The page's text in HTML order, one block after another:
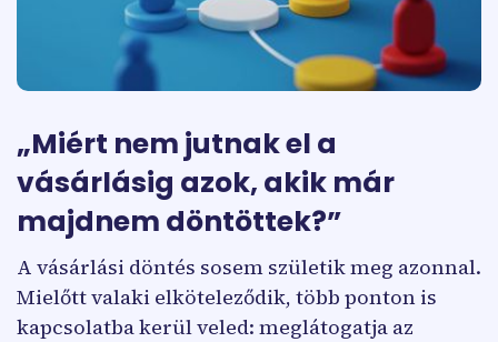
„Miért nem jutnak el a
vásárlásig azok, akik már
majdnem döntöttek?”
A vásárlási döntés sosem születik meg azonnal.
Mielőtt valaki elköteleződik, több ponton is
kapcsolatba kerül veled: meglátogatja az